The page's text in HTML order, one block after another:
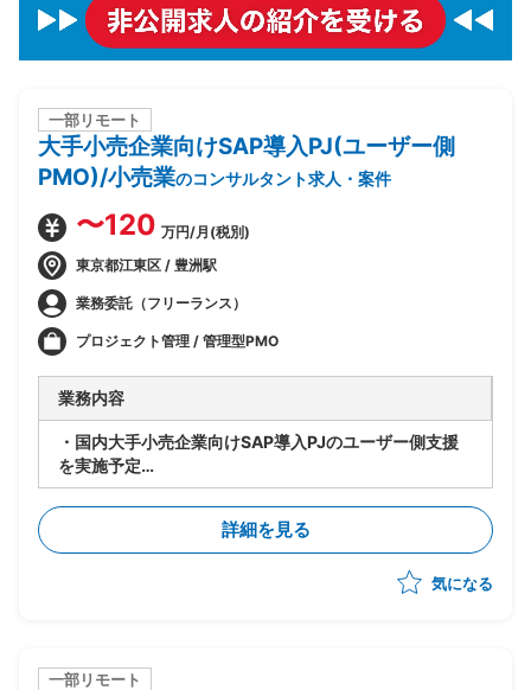
一部リモート
大手小売企業向けSAP導入PJ(ユーザー側
PMO)/小売業のコンサルタント求人・案件
〜120 万円/月(税別)
東京都江東区 / 豊洲駅
業務委託（フリーランス）
プロジェクト管理 / 管理型PMO
業務内容
・国内大手小売企業向けSAP導入PJのユーザー側支援
を実施予定
・要件定義/設計フェーズ(2026年7月~9月)を担当
・顧客社内の合意形成
・将来SAP展開に向けたスコープと優先順位整理
・経営層および各社内推進リードの意識改革推進
詳細を見る
気になる
一部リモート